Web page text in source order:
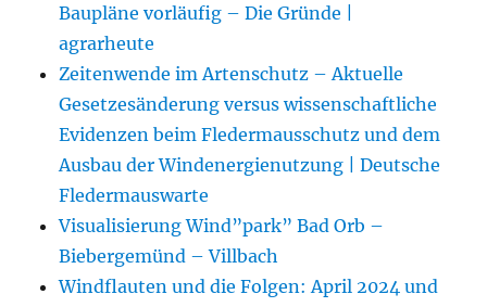
Baupläne vorläufig – Die Gründe |
agrarheute
Zeitenwende im Artenschutz – Aktuelle
Gesetzesänderung versus wissenschaftliche
Evidenzen beim Fledermausschutz und dem
Ausbau der Windenergienutzung | Deutsche
Fledermauswarte
Visualisierung Wind”park” Bad Orb –
Biebergemünd – Villbach
Windflauten und die Folgen: April 2024 und